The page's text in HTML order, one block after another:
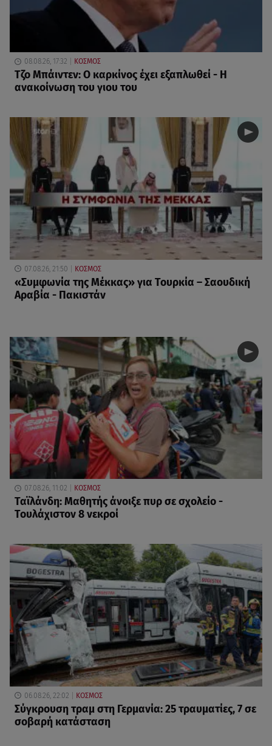
08.08.26, 17:32 ΚΟΣΜΟΣ
Τζο Μπάιντεν: Ο καρκίνος έχει εξαπλωθεί - Η
ανακοίνωση του γιου του
07.08.26, 21:50 ΚΟΣΜΟΣ
«Συμφωνία της Μέκκας» για Τουρκία – Σαουδική
Αραβία - Πακιστάν
07.08.26, 11:02 ΚΟΣΜΟΣ
Ταϊλάνδη: Μαθητής άνοιξε πυρ σε σχολείο -
Τουλάχιστον 8 νεκροί
06.08.26, 22:02 ΚΟΣΜΟΣ
Σύγκρουση τραμ στη Γερμανία: 25 τραυματίες, 7 σε
σοβαρή κατάσταση